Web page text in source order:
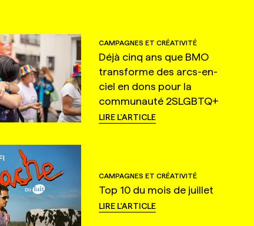
CAMPAGNES ET CRÉATIVITÉ
Déjà cinq ans que BMO
transforme des arcs-en-
ciel en dons pour la
communauté 2SLGBTQ+
LIRE L'ARTICLE
CAMPAGNES ET CRÉATIVITÉ
Top 10 du mois de juillet
LIRE L'ARTICLE